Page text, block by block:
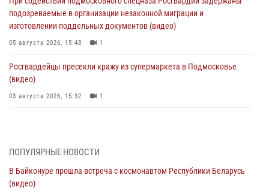
подозреваемые в организации незаконной миграции и
изготовлении поддельных документов (видео)
05 августа 2026, 15:48 1
Росгвардейцы пресекли кражу из супермаркета в Подмосковье
(видео)
03 августа 2026, 15:32 1
03 августа 2026, 15:08 1
В Подмосковье отметили годовщину со Дня образования ОМОН
«Пересвет»
ПОПУЛЯРНЫЕ НОВОСТИ
В Байконуре прошла встреча с космонавтом Республики Беларусь
(видео)